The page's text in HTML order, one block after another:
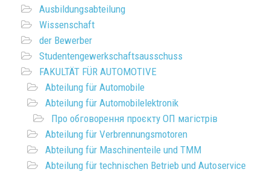
Ausbildungsabteilung
Wissenschaft
der Bewerber
Studentengewerkschaftsausschuss
FAKULTÄT FÜR AUTOMOTIVE
Abteilung für Automobile
Abteilung für Automobilelektronik
Про обговорення проєкту ОП магістрів
Abteilung für Verbrennungsmotoren
Abteilung für Maschinenteile und TMM
Abteilung für technischen Betrieb und Autoservice